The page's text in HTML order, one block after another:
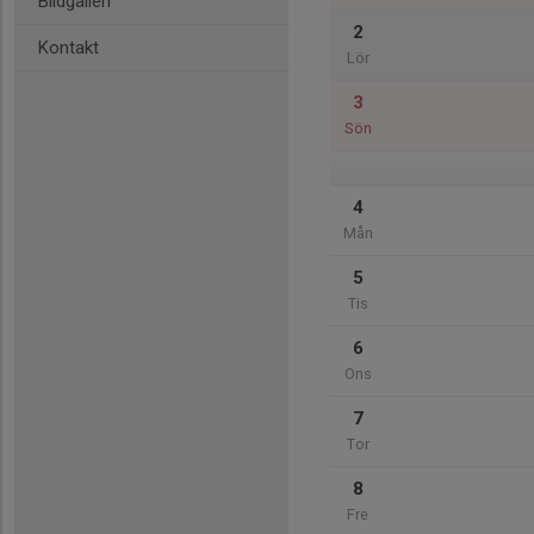
Kontakt
2
Lör
3
Sön
4
Mån
5
Tis
6
Ons
7
Tor
8
Fre